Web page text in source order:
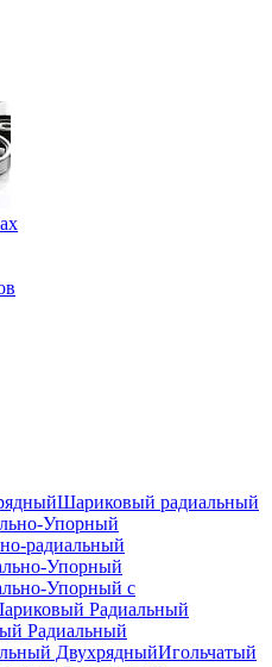
Шариковый радиальный
Упорный
радиальный
Упорный
Упорный с
Радиальный
Радиальный
ДвухрядныйИгольчатый